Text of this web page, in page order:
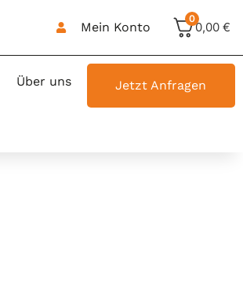
Mein Konto
0
0,00€
Über uns Jetzt Anfragen